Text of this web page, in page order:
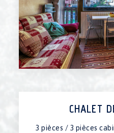
CHALET
3 pièces / 3 pièces